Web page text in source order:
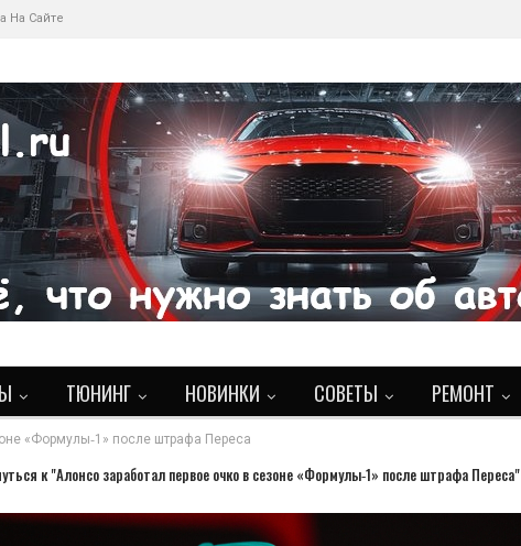
На Сайте
ТЮНИНГ НОВИНКИ СОВЕТЫ РЕМОНТ
«Формулы‑1» после штрафа Переса
к "Алонсо заработал первое очко в сезоне «Формулы‑1» после штрафа Переса"